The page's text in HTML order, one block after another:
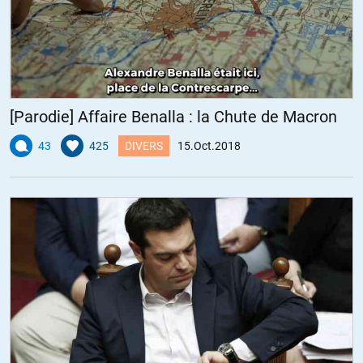
+37 ALERTER
Bruno//16.10.2018 à 08h13
paix non ?
Spartel //16.10.2018 à 08h33
Nous devrions cesser de regarder ce type d’article comme une
investigation sérieuse.
La faute des USA est d’avoir appliqué la vision néoconservatrice
« simplistement » liée à la question du Proche Orient proposée par
Perle, Kristol, Wolfowitch et Cie, le tout aggravé par une absence
[Parodie] Affaire Benalla : la Chute de Macron
43 425 DIVERS 15.Oct.2018